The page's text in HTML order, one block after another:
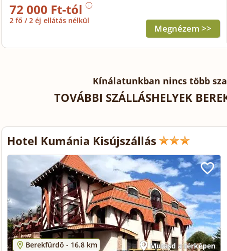
72 000 Ft-tól
2 fő / 2 éj ellátás nélkül
Megnézem >>
Kínálatunkban nincs több
TOVÁBBI SZÁLLÁSHELYEK
Hotel Kumánia Kisújszállás
Mutasd a térképen
Berekfürdô - 16.8 km